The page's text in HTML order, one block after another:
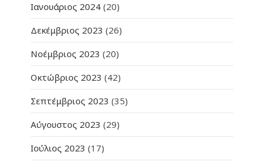
Ιανουάριος 2024 (20)
Δεκέμβριος 2023 (26)
Νοέμβριος 2023 (20)
Οκτώβριος 2023 (42)
Σεπτέμβριος 2023 (35)
Αύγουστος 2023 (29)
Ιούλιος 2023 (17)